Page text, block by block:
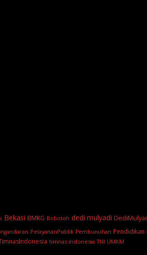
Bekasi BMKG Bobotoh dedi mulyadi
PelayananPublik Pembunuhan Pendidikan
timnas indonesia TNI UMKM